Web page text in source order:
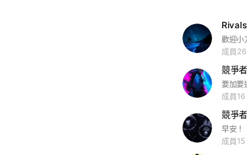
歡迎小
成員26
競爭
成員16
競爭
早安！
成員15